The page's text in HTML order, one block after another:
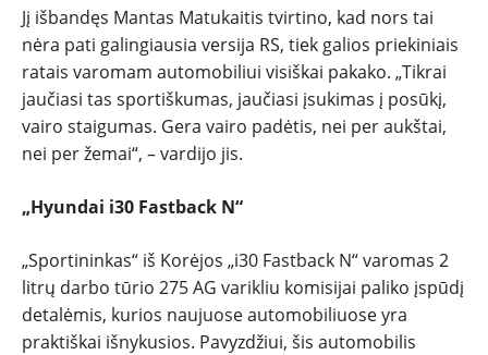
Jį išbandęs Mantas Matukaitis tvirtino, kad nors tai
nėra pati galingiausia versija RS, tiek galios priekiniais
ratais varomam automobiliui visiškai pakako. „Tikrai
jaučiasi tas sportiškumas, jaučiasi įsukimas į posūkį,
vairo staigumas. Gera vairo padėtis, nei per aukštai,
nei per žemai“, – vardijo jis.
„Hyundai i30 Fastback N“
„Sportininkas“ iš Korėjos „i30 Fastback N“ varomas 2
litrų darbo tūrio 275 AG varikliu komisijai paliko įspūdį
detalėmis, kurios naujuose automobiliuose yra
praktiškai išnykusios. Pavyzdžiui, šis automobilis